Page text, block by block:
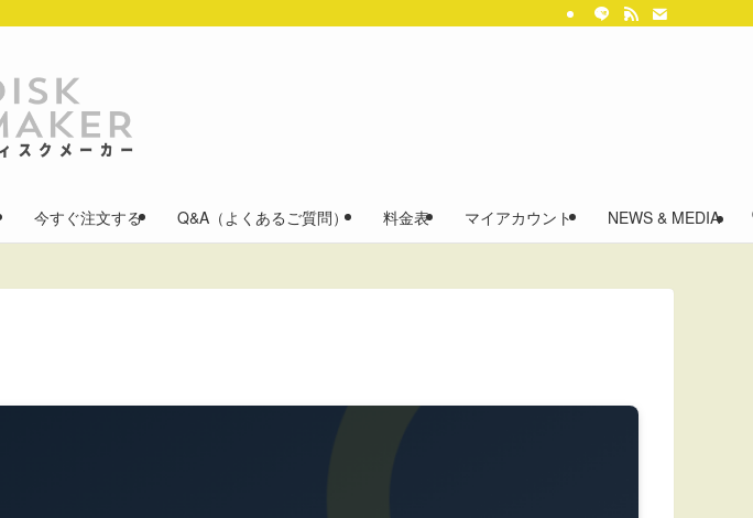
今すぐ注文する Q&A（よくあるご質問） 料金表 マイアカウント NEWS & MEDIA